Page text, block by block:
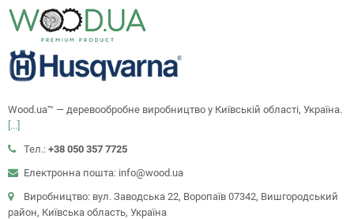
Wood.ua™ — деревообробне виробництво у Київській області, Україна.
[...]
Тел.: +38 050 357 7725
Електронна пошта: info@wood.ua
Виробництво: вул. Заводська 22, Воропаїв 07342, Вишгородський
район, Київська область, Україна